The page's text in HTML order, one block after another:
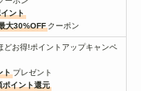
ント
大30%OFF クーポン
お得!ポイントアップキャンペ
ト プレゼント
ポイント還元